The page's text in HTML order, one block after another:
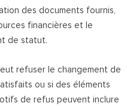
des documents fournis,
financières et le
de statut.
refuser le changement de
ou si des éléments
de refus peuvent inclure